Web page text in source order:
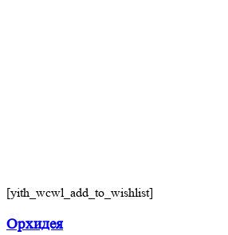
[yith_wcwl_add_to_wishlist]
Орхидея